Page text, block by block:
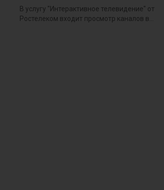
В услугу "Интерактивное телевидение" от
Ростелеком входит просмотр каналов в...